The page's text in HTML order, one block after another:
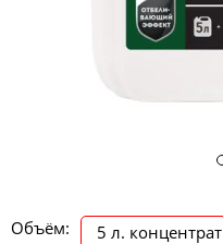
Объём: 5 л. концентрат